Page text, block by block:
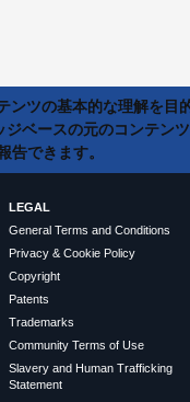
ツの基本的な理解を目
ベースの元のコンテン
できます。
LEGAL
General Terms and Conditions
Privacy & Cookie Policy
Copyright
Patents
Trademarks
Community Terms of Use
Slavery and Human Trafficking
Statement